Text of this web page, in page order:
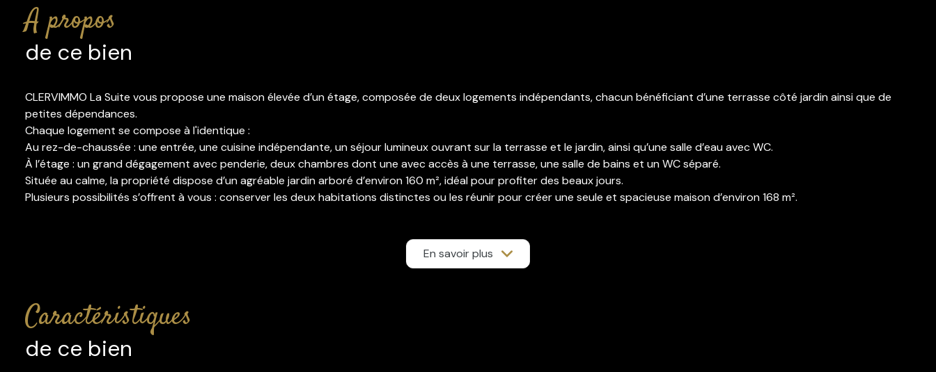
a propos
de ce bien
CLERVIMMO La Suite vous propose une maison élevée d’un étage, composée de deux logements indépendants, chacun bénéficiant d’une terrasse côté jardin ainsi que de
petites dépendances.
Chaque logement se compose à l'identique :
Au rez-de-chaussée : une entrée, une cuisine indépendante, un séjour lumineux ouvrant sur la terrasse et le jardin, ainsi qu’une salle d’eau avec WC.
À l’étage : un grand dégagement avec penderie, deux chambres dont une avec accès à une terrasse, une salle de bains et un WC séparé.
Située au calme, la propriété dispose d’un agréable jardin arboré d’environ 160 m², idéal pour profiter des beaux jours.
Plusieurs possibilités s’offrent à vous : conserver les deux habitations distinctes ou les réunir pour créer une seule et spacieuse maison d’environ 168 m².
En savoir plus
caractéristiques
de ce bien